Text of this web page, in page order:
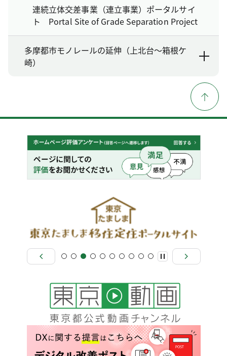
連続立体交差事業（連立事業）ポータルサイ
ト Portal Site of Grade Separation Project
多摩都市モノレールの延伸（上北台～箱根ケ
崎）